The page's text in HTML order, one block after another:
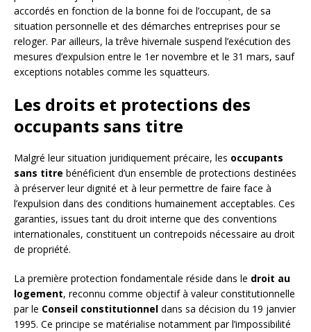
accordés en fonction de la bonne foi de l’occupant, de sa
situation personnelle et des démarches entreprises pour se
reloger. Par ailleurs, la trêve hivernale suspend l’exécution des
mesures d’expulsion entre le 1er novembre et le 31 mars, sauf
exceptions notables comme les squatteurs.
Les droits et protections des
occupants sans titre
Malgré leur situation juridiquement précaire, les occupants
sans titre bénéficient d’un ensemble de protections destinées
à préserver leur dignité et à leur permettre de faire face à
l’expulsion dans des conditions humainement acceptables. Ces
garanties, issues tant du droit interne que des conventions
internationales, constituent un contrepoids nécessaire au droit
de propriété.
La première protection fondamentale réside dans le droit au
logement, reconnu comme objectif à valeur constitutionnelle
par le Conseil constitutionnel dans sa décision du 19 janvier
1995. Ce principe se matérialise notamment par l’impossibilité